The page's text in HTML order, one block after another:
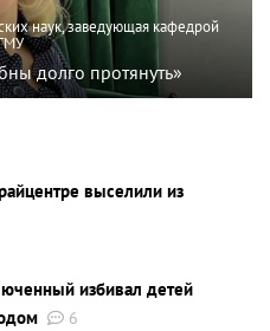
наук, заведующая кафедрой
долго протянуть»
выселили из
избивал детей
6